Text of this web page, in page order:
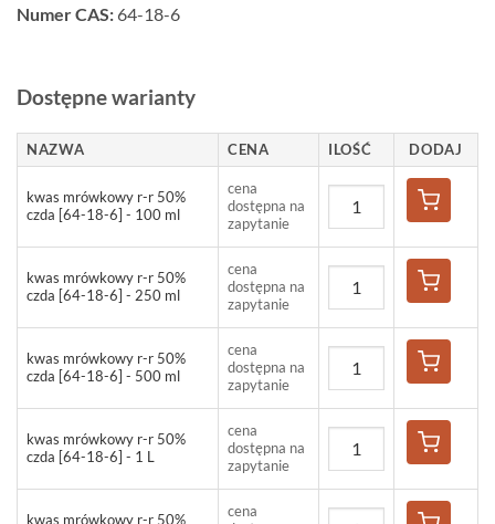
Numer CAS: 64-18-6
Dostępne warianty
NAZWA CENA ILOŚĆ DODAJ
kwas mrówkowy r-r 50%
czda [64-18-6] - 100 ml
cena
dostępna na
zapytanie
kwas mrówkowy r-r 50%
czda [64-18-6] - 250 ml
cena
dostępna na
zapytanie
kwas mrówkowy r-r 50%
czda [64-18-6] - 500 ml
cena
dostępna na
zapytanie
kwas mrówkowy r-r 50%
czda [64-18-6] - 1 L
cena
dostępna na
zapytanie
kwas mrówkowy r-r 50%
cena